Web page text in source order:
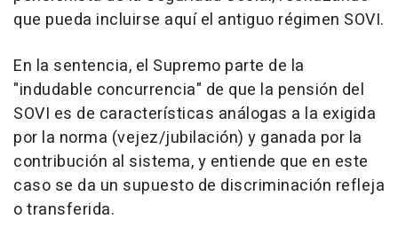
que pueda incluirse aquí el antiguo régimen SOVI.
En la sentencia, el Supremo parte de la
"indudable concurrencia" de que la pensión del
SOVI es de características análogas a la exigida
por la norma (vejez/jubilación) y ganada por la
contribución al sistema, y entiende que en este
caso se da un supuesto de discriminación refleja
o transferida.